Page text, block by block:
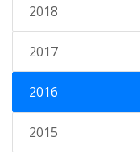
2018
2017
2016
2015